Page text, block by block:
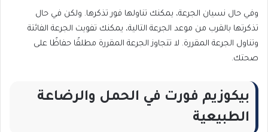
وفي حال نسيان الجرعة، يمكنك تناولها فور تذكرها. ولكن في حال
تذكرتها بالقرب من موعد الجرعة التالية، يمكنك تفويت الجرعة الفائتة
وتناول الجرعة المقررة. لا تتجاوز الجرعة المقررة مطلقًا حفاظًا على
صحتك.
بيكوزيم فورت في الحمل والرضاعة
الطبيعية